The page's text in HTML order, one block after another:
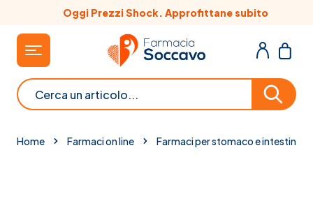
Salta al contenutoOggi Prezzi Shock. Approfittane subito
Cerca
Home Farmaci on line Farmaci per stomaco e intestino